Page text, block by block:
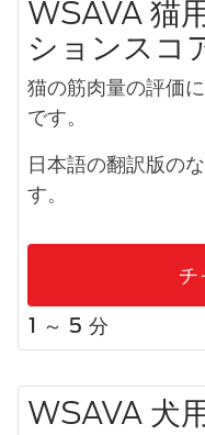
WSAVA 猫
ションスコ
猫の筋肉量の評価
です。
日本語の翻訳版の
す。
チ
1 ～ 5 分
WSAVA 犬